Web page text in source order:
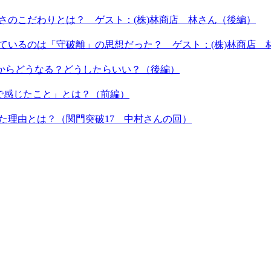
のこだわりとは？ ゲスト：(株)林商店 林さん（後編）
いるのは「守破離」の思想だった？ ゲスト：(株)林商店
どうなる？どうしたらいい？（後編）
じたこと」とは？（前編）
理由とは？（関門突破17 中村さんの回）